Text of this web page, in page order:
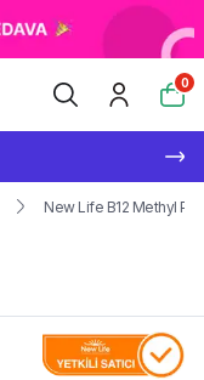
0
New Life B12 Methyl